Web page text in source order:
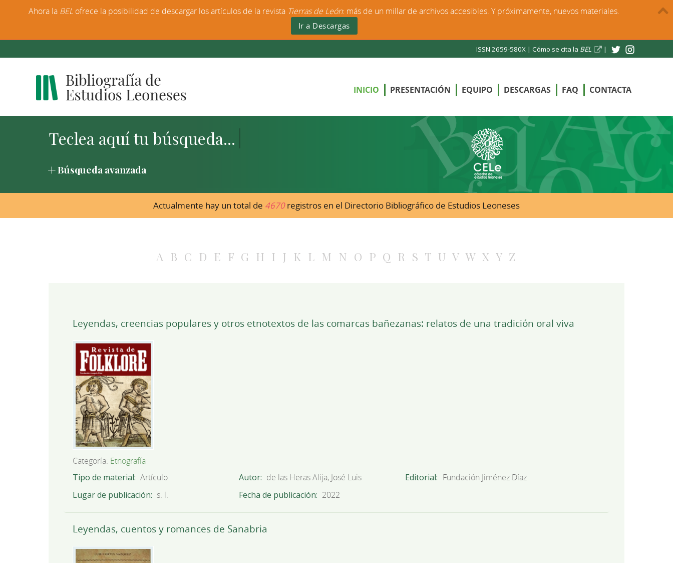
ISSN 2659-580X | Cómo se cita la BEL |
INICIO PRESENTACIÓN EQUIPO DESCARGAS FAQ CONTACTA
Búsqueda avanzada
Actualmente hay un total de 4670registros en el Directorio Bibliográfico de Estudios Leoneses
A B C D E F G H I J K L M N O P Q R S T U V W X Y Z
Leyendas, creencias populares y otros etnotextos de las comarcas bañezanas: relatos de una tradición oral viva
Categoría: Etnografía
Tipo de material Artículo Autor de las Heras Alija, José Luis Editorial
Fundación Jiménez Díaz
Lugar de publicación s. l. Fecha de publicación 2022
Leyendas, cuentos y romances de Sanabria
Ahora la BEL ofrece la posibilidad de descargar los artículos de la revista Tierras de León: más de un millar de archivos accesibles. Y próximamente, nuevos materiales.
Ir a Descargas